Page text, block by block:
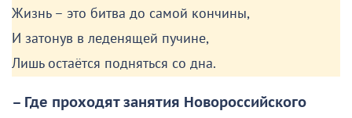
Жизнь – это битва до самой кончины,
И затонув в леденящей пучине,
Лишь остаётся подняться со дна.
– Где проходят занятия Новороссийского